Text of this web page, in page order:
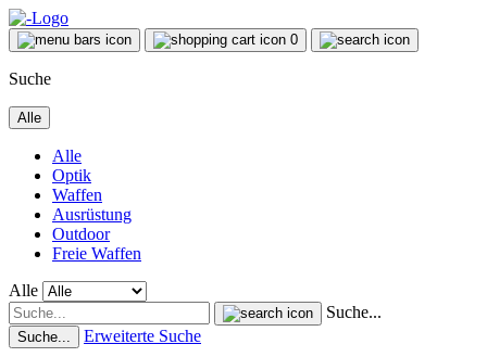
0
Suche
Alle
Alle
Optik
Waffen
Ausrüstung
Outdoor
Freie Waffen
Alle
Suche...
Suche... Erweiterte Suche